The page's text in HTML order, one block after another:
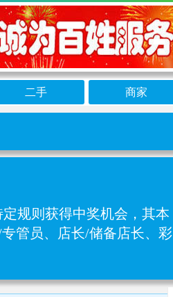
二手 商家
规则获得中奖机会，其本
管员、店长/储备店长、彩